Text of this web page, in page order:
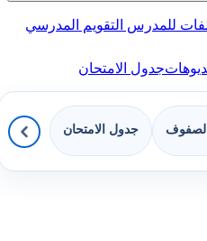
للمدرس التقويم المدرسي
جدول الامتحان
جدول الامتحان